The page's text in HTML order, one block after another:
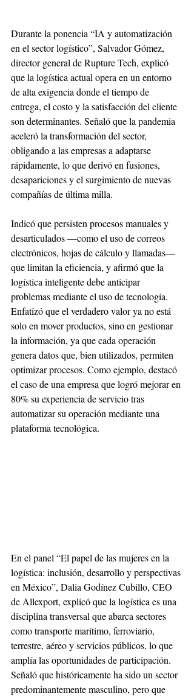
Durante la ponencia “IA y automatización
en el sector logístico”, Salvador Gómez,
director general de Rupture Tech, explicó
que la logística actual opera en un entorno
de alta exigencia donde el tiempo de
entrega, el costo y la satisfacción del cliente
son determinantes. Señaló que la pandemia
aceleró la transformación del sector,
obligando a las empresas a adaptarse
rápidamente, lo que derivó en fusiones,
desapariciones y el surgimiento de nuevas
compañías de última milla.
Indicó que persisten procesos manuales y
desarticulados —como el uso de correos
electrónicos, hojas de cálculo y llamadas—
que limitan la eficiencia, y afirmó que la
logística inteligente debe anticipar
problemas mediante el uso de tecnología.
Enfatizó que el verdadero valor ya no está
solo en mover productos, sino en gestionar
la información, ya que cada operación
genera datos que, bien utilizados, permiten
optimizar procesos. Como ejemplo, destacó
el caso de una empresa que logró mejorar en
80% su experiencia de servicio tras
automatizar su operación mediante una
plataforma tecnológica.
En el panel “El papel de las mujeres en la
logística: inclusión, desarrollo y perspectivas
en México”, Dalia Godínez Cubillo, CEO
de Allexport, explicó que la logística es una
disciplina transversal que abarca sectores
como transporte marítimo, ferroviario,
terrestre, aéreo y servicios públicos, lo que
amplía las oportunidades de participación.
Señaló que históricamente ha sido un sector
predominantemente masculino, pero que